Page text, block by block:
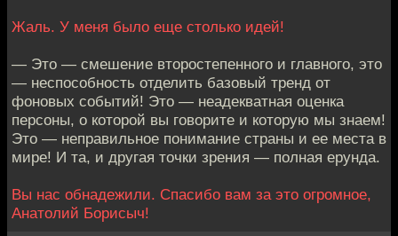
Жаль. У меня было еще столько идей!
— Это — смешение второстепенного и главного, это
— неспособность отделить базовый тренд от
фоновых событий! Это — неадекватная оценка
персоны, о которой вы говорите и которую мы знаем!
Это — неправильное понимание страны и ее места в
мире! И та, и другая точки зрения — полная ерунда.
Вы нас обнадежили. Спасибо вам за это огромное,
Анатолий Борисыч!